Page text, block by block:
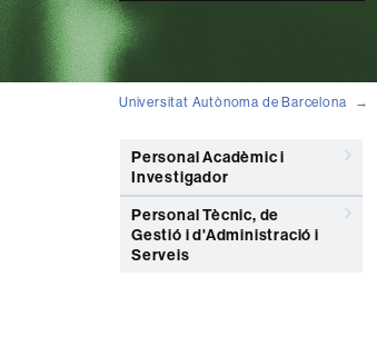
Universitat Autònoma de Barcelona
Personal Acadèmic i
Investigador
Personal Tècnic, de
Gestió i d'Administració i
Serveis